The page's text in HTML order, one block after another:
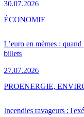
30.07.2026
L’euro en mèmes :
billets
27.07.2026
ÉCONOMIE
Incendies ravageurs :
PROENERGIE,